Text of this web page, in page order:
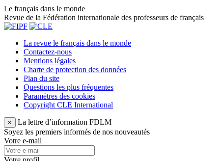
Le français dans le monde
Revue de la Fédération internationale des professeurs de français
La revue le français dans le monde
Contactez-nous
Mentions légales
Charte de protection des données
Plan du site
Questions les plus fréquentes
Paramètres des cookies
Copyright CLE International
×
La lettre d’information FDLM
Soyez les premiers informés de nos nouveautés
Votre e-mail